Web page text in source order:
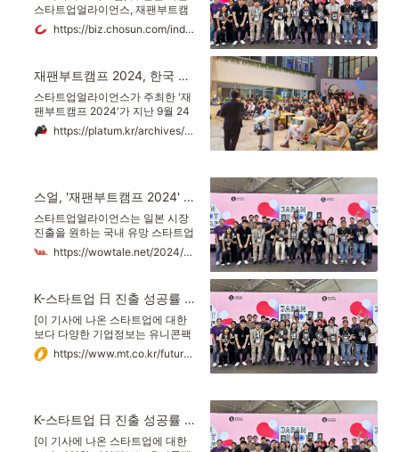
스타트업얼라이언스, 재팬부트캠
프 개최
https://biz.chosun.com/industry/business-venture/2024/09/27/YFU346VHRJDR7F6J5GGZCCXDRE/
재팬부트캠프 2024, 한국 스타트업 일본 진출 교두보 마련 - 플래텀
스타트업얼라이언스가 주최한 '재
팬부트캠프 2024'가 지난 9월 24
일부터 26일까지 도쿄에서 성공적
으로 개최됐다. 올해로 11회째를 맞
https://platum.kr/archives/235291
스얼, '재팬부트캠프 2024' 개최...日VC·대기업과의 교류의 장 - 와우테일
스타트업얼라이언스는 일본 시장
진출을 원하는 국내 유망 스타트업
을 일본의 대기업과 투자자들에게
연결하는 ‘재팬부트캠프’ 프로그램
회째를 맞는 재팬부트캠프는 지난
24일부터 26일까지 3일간 도쿄 일
원에서 진행됐다.
https://wowtale.net/2024/09/27/230298/
K-스타트업 日 진출 성공률 높인다…11회차 '재팬부트캠프' 성료 - 머니투데이
[이 기사에 나온 스타트업에 대한
보다 다양한 기업정보는 유니콘팩
토리 빅데이터 플랫폼 '데이터랩'에
서 볼 수 있습니다. ] 국내 스타트업
게 연결하는 '재팬부트캠프'를 성료
했다고 27일 밝혔다.
https://www.mt.co.kr/future/2024/09/27/2024092715013116302
K-스타트업 日 진출 성공률 높인다…11회차 '재팬부트캠프' 성료 - 유니콘팩토리
[이 기사에 나온 스타트업에 대한